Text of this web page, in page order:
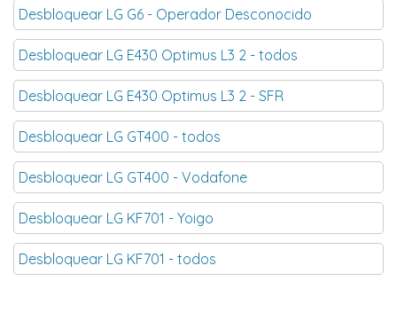
Desbloquear LG G6 - Operador Desconocido
Desbloquear LG E430 Optimus L3 2 - todos
Desbloquear LG E430 Optimus L3 2 - SFR
Desbloquear LG GT400 - todos
Desbloquear LG GT400 - Vodafone
Desbloquear LG KF701 - Yoigo
Desbloquear LG KF701 - todos